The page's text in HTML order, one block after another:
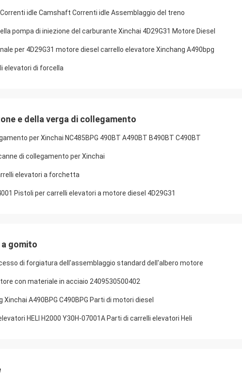
idle Camshaft Correnti idle Assemblaggio del treno
pompa di iniezione del carburante Xinchai 4D29G31 Motore Diesel
per 4D29G31 motore diesel carrello elevatore Xinchang A490bpg
elevatori di forcella
e della verga di collegamento
per Xinchai NC485BPG 490BT A490BT B490BT C490BT
di collegamento per Xinchai
elevatori a forchetta
Pistoli per carrelli elevatori a motore diesel 4D29G31
gomito
di forgiatura dell'assemblaggio standard dell'albero motore
con materiale in acciaio 2409530500402
A490BPG C490BPG Parti di motori diesel
HELI H2000 Y30H-07001A Parti di carrelli elevatori Heli